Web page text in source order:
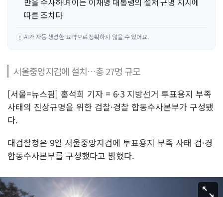
따른 조치다
! AI가 자동 생성한 요약으로 정확하지 않을 수 있어요.
서울중앙지검에 설치…총 27명 규모
[서울=뉴스핌] 홍석희 기자 = 6·3 지방선거 투표용지 부족
사태의 진상규명을 위한 검찰·경찰 합동수사본부가 구성됐
다.
대검찰청은 9일 서울중앙지검에 투표용지 부족 사태 검·경
합동수사본부를 구성했다고 밝혔다.